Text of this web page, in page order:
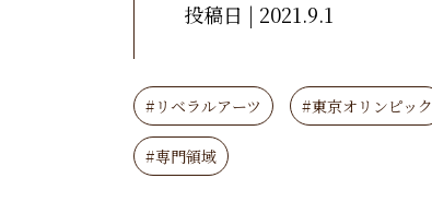
投稿日 | 2021.9.1
#リベラルアーツ #東京オリンピック
#専門領域